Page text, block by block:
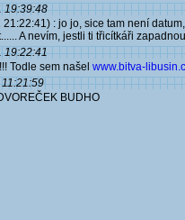
19:39:48
: jo jo, sice tam není
A nevím, jestli ti třicítkáři
19:22:41
Todle sem našel www.bitva-
BUDHO